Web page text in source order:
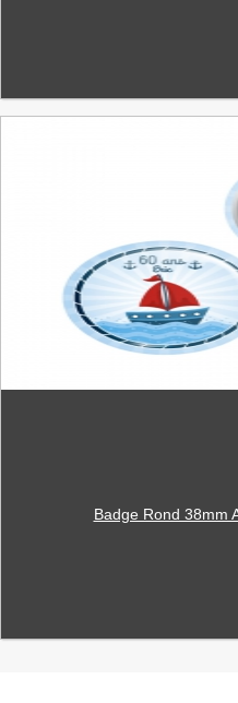
Badge Rond 38mm